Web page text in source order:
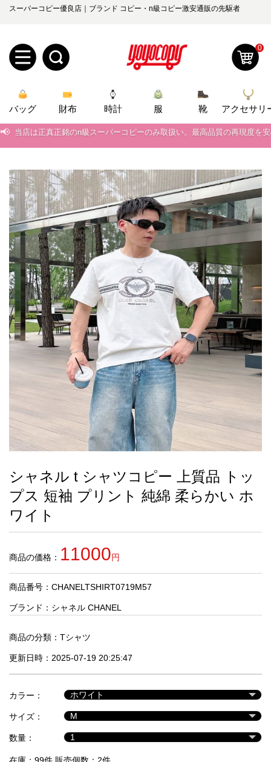
スーパーコピー優良店｜ブランド コピー・n級コピー激安通販の先駆者
規
ユ
ザ
ー
登
録
ロ
グ
ン
オ
ー
ダ
ー
管
理
お
知
ら
せ
yoyocopys@gmail.com
2026人気特集
バッグ
財布
時計
服
ズボン
衣装セット
靴
住まい用品
アクセサリー
ベルト
スカーフ
アイフォーンケ
ース
小物
製
品
お
す
す
商
人
気
商
セ
ル
品
0
バッグ 財布 時計 服 靴
アクセサリ
📢 当店は正真正銘のn級スーパーコピーのみ取扱い。最高品質の再現度を
📢 2026春の新作続々更新中！期間中のご注文でお得な割引をご利用いただ
📢 新作入荷！ルイ・ヴィトンスーパーコピー バッグ最新モデルが登場。
シャネル t シャツコピー 上質品 トッ
プス 短袖 プリント 純綿 柔らかい ホ
ワイト
商品の価格： 11000円
商品番号：CHANELTSHIRT0719M57
ブランド： シャネル CHANEL
商品の分類： Tシャツ
更新日時：2025-07-19 20:25:47
カラー：
サイズ：
数量：